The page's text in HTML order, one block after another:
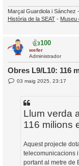
Marçal Guardiola i Sánchez -
Història de la SEAT - Museu
👍100
wefer
Administrador
Obres L9/L10: 116
E03 maig 2025, 23:17
Llum verda
116 milions
Aquest projecte
telecomunicacions
portant al metre de